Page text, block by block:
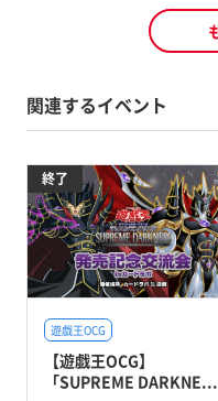
関連するイベント
終了
遊戯王OCG
【遊戯王OCG】
「SUPREME DARKNE...